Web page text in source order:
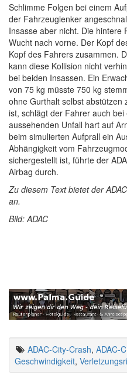
Schlimme Folgen bei einem
der Fahrzeuglenker
Insasse aber nicht. Die hintere
Wucht nach vorne. Der Kopf
Kopf des Fahrers zusammen.
kann diese Kollision nicht
bei beiden Insassen. Ein
von 75 kg müsste 750 kg
ohne Gurthalt selbst abstützen
ist, schlägt der Fahrer auch
aussehenden Unfall hart auf
beim simulierten Aufprall ein
Abhängigkeit vom
sichergestellt ist, führte der
Airbag durch.
Zu diesem Text bietet der ADAC
an.
Bild: ADAC
ADAC-City-Crash, ADAC-
Geschwindigkeit,